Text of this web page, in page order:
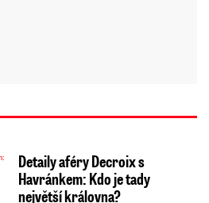
Detaily aféry Decroix s
Havránkem: Kdo je tady
největší královna?